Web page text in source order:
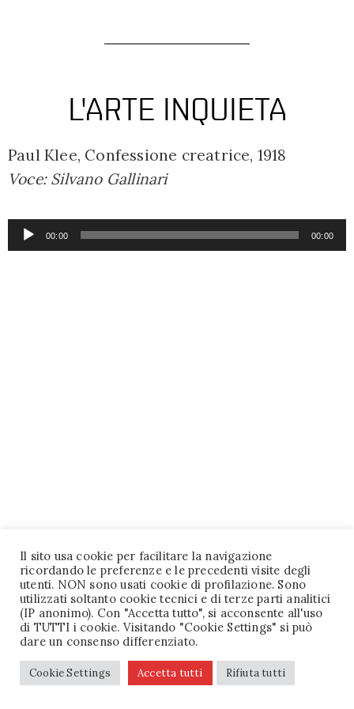
L'ARTE INQUIETA
Paul Klee, Confessione creatrice, 1918
Voce: Silvano Gallinari
Audio
Player
00:00 00:00
Il sito usa cookie per facilitare la navigazione
ricordando le preferenze e le precedenti visite degli
utenti. NON sono usati cookie di profilazione. Sono
utilizzati soltanto cookie tecnici e di terze parti analitici
(IP anonimo). Con "Accetta tutto", si acconsente all'uso
di TUTTI i cookie. Visitando "Cookie Settings" si può
dare un consenso differenziato.
Cookie Settings Accetta tutti Rifiuta tutti